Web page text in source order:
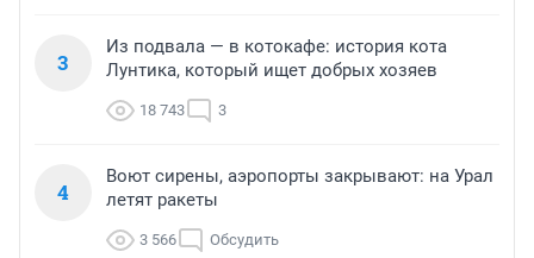
3
Из подвала — в котокафе: история кота
Лунтика, который ищет добрых хозяев
18 743 3
4
Воют сирены, аэропорты закрывают: на Урал
летят ракеты
3 566 Обсудить